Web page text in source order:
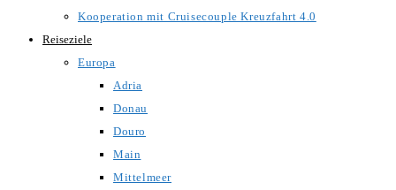
Kooperation mit Cruisecouple Kreuzfahrt 4.0
Reiseziele
Europa
Adria
Donau
Douro
Main
Mittelmeer